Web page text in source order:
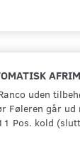
uden
Føleren går ud
Pos. kold